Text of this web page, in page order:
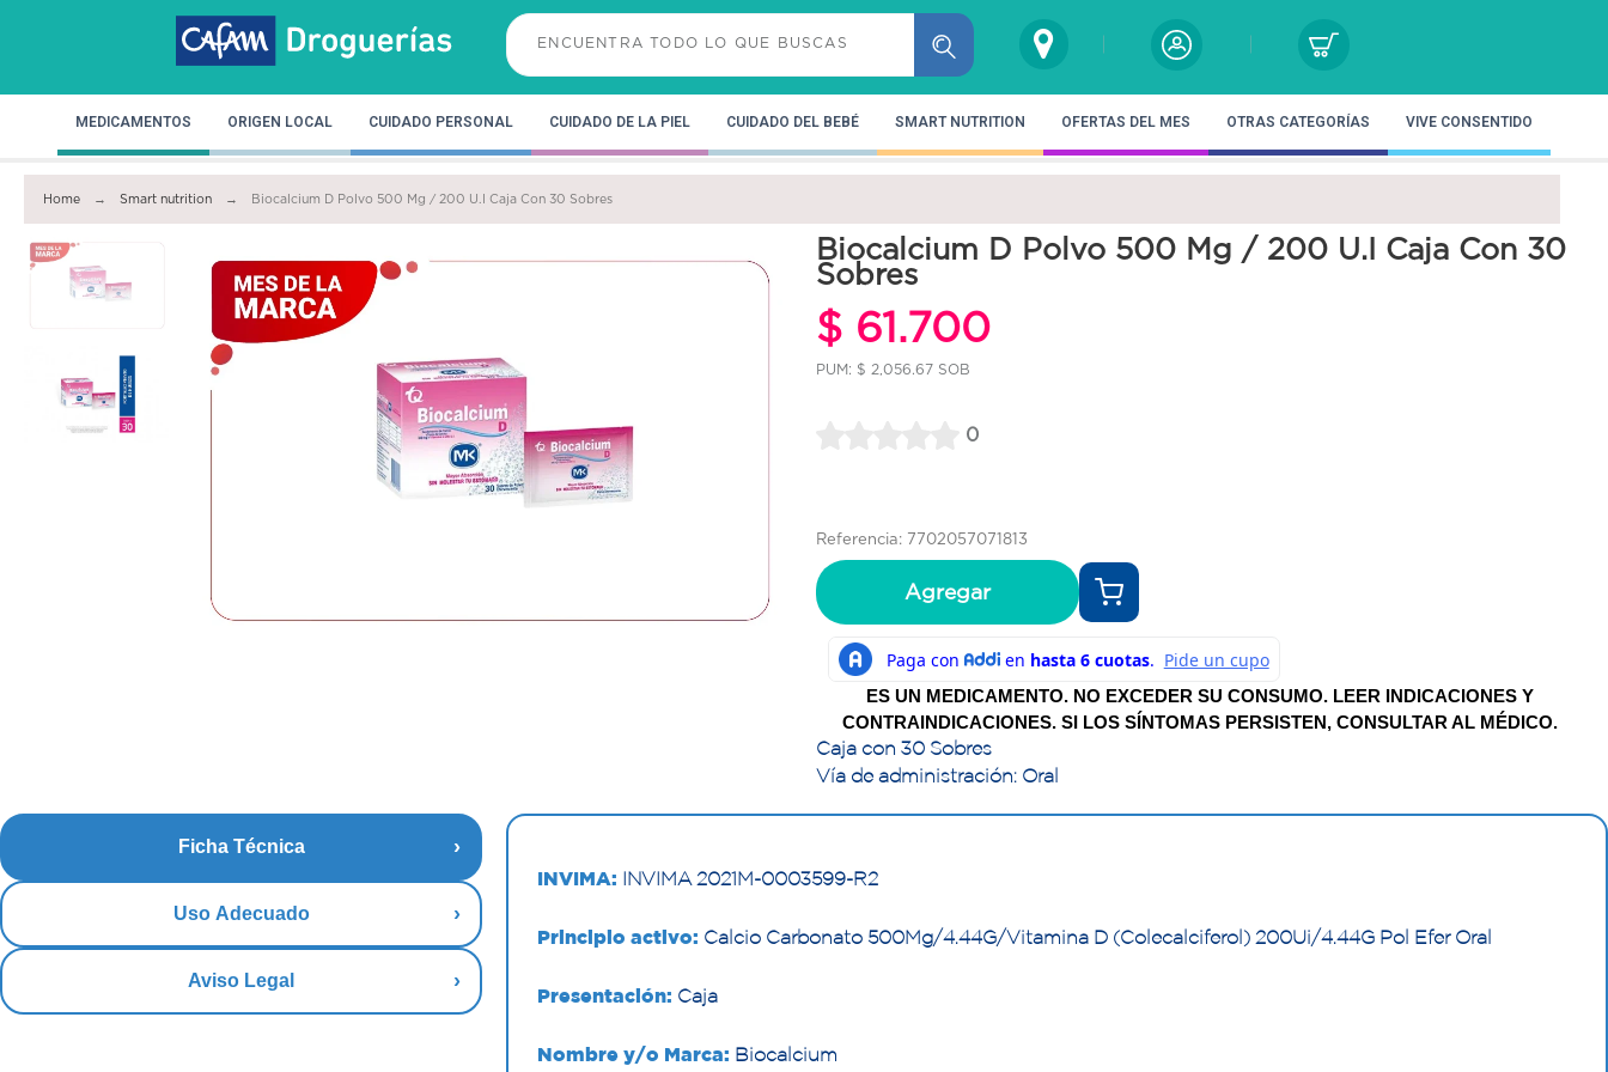
MEDICAMENTOS ORIGEN LOCAL CUIDADO PERSONAL CUIDADO DE LA PIEL CUIDADO DEL BEBÉ SMART NUTRITION OFERTAS DEL MES OTRAS CATEGORÍAS VIVE CONSENTIDO
Home Smart nutrition Biocalcium D Polvo 500 Mg / 200 U.I Caja Con 30 Sobres
Biocalcium D Polvo 500 Mg / 200 U.I Caja Con 30
Sobres
$ 61.700
PUM: $ 2,056.67 SOB
0
Referencia: 7702057071813
Agregar
ES UN MEDICAMENTO. NO EXCEDER SU CONSUMO. LEER INDICACIONES Y
CONTRAINDICACIONES. SI LOS SÍNTOMAS PERSISTEN, CONSULTAR AL MÉDICO.
Caja con 30 Sobres
Vía de administración: Oral
Ficha Técnica
Uso Adecuado
Aviso Legal
INVIMA: INVIMA 2021M-0003599-R2
Principio activo: Calcio Carbonato 500Mg/4.44G/Vitamina D (Colecalciferol) 200Ui/4.44G Pol Efer Oral
Presentación: Caja
Nombre y/o Marca: Biocalcium